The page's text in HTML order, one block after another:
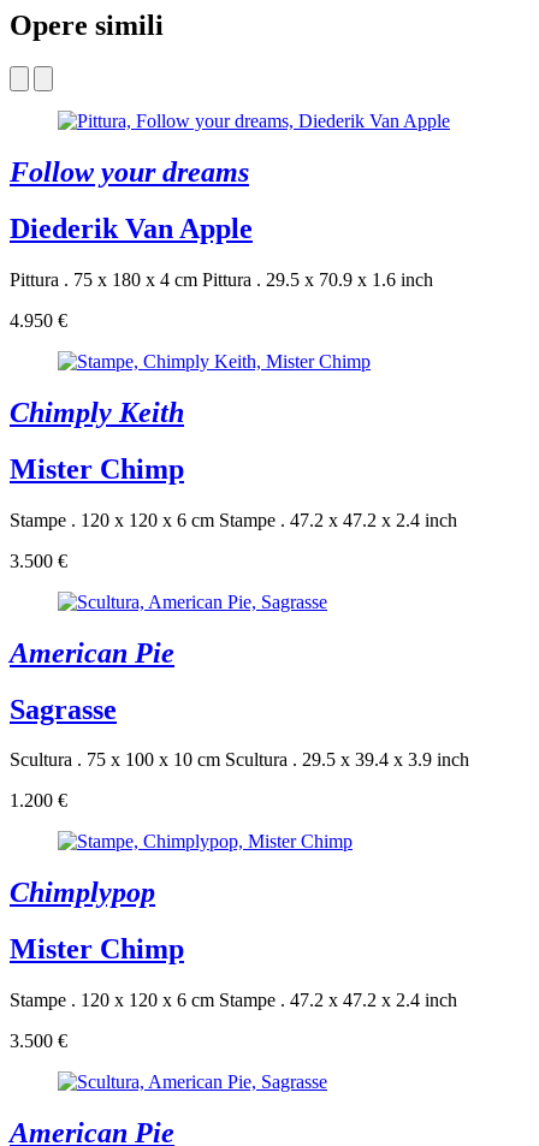
Opere simili
Follow your dreams
Diederik Van Apple
Pittura . 75 x 180 x 4 cm Pittura . 29.5 x 70.9 x 1.6 inch
4.950 €
Chimply Keith
Mister Chimp
Stampe . 120 x 120 x 6 cm Stampe . 47.2 x 47.2 x 2.4 inch
3.500 €
American Pie
Sagrasse
Scultura . 75 x 100 x 10 cm Scultura . 29.5 x 39.4 x 3.9 inch
1.200 €
Chimplypop
Mister Chimp
Stampe . 120 x 120 x 6 cm Stampe . 47.2 x 47.2 x 2.4 inch
3.500 €
American Pie